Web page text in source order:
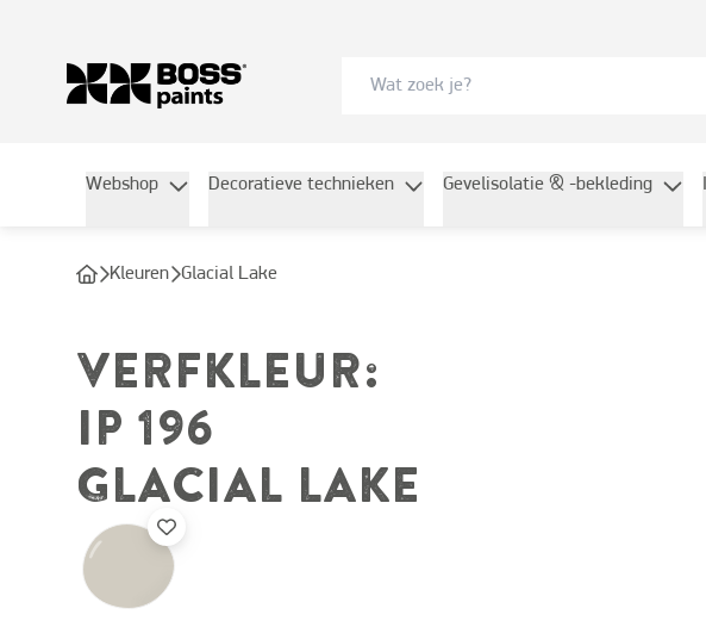
Webshop Decoratieve technieken Gevelisolatie & -bekleding
Kleuren Glacial Lake
VERFKLEUR:
IP 196
GLACIAL LAKE